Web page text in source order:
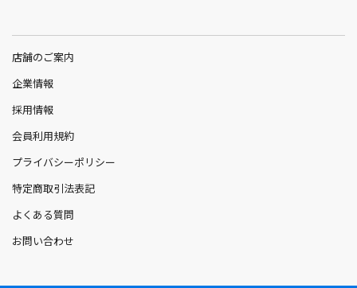
店舗のご案内
企業情報
採用情報
会員利用規約
プライバシーポリシー
特定商取引法表記
よくある質問
お問い合わせ